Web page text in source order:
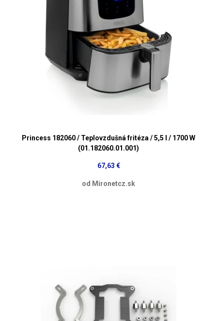
Princess 182060 / Teplovzdušná fritéza / 5,5 l / 1700 W
(01.182060.01.001)
67,63 €
od Mironetcz.sk